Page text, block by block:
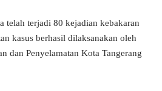
telah terjadi 80 kejadian kebakaran
kasus berhasil dilaksanakan oleh
dan Penyelamatan Kota Tangerang